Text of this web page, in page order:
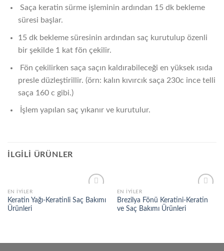
Saça keratin sürme işleminin ardından 15 dk bekleme
süresi başlar.
15 dk bekleme süresinin ardından saç kurutulup özenli
bir şekilde 1 kat fön çekilir.
Fön çekilirken saça saçın kaldırabileceği en yüksek ısıda
presle düzleştirillir. (örn: kalın kıvırcık saça 230c ince telli
saça 160 c gibi.)
İşlem yapılan saç yıkanır ve kurutulur.
İLGILI ÜRÜNLER
Add to
wishlist
EN İYILER
Keratin Yağı-Keratinli Saç Bakımı
Ürünleri
Add to
wishlist
EN İYILER
Brezilya Fönü Keratini-Keratin
ve Saç Bakımı Ürünleri